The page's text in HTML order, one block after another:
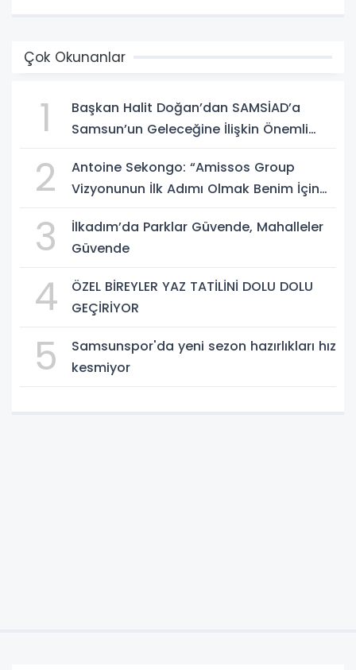
Çok Okunanlar
1
Başkan Halit Doğan’dan SAMSİAD’a
Samsun’un Geleceğine İlişkin Önemli
2
Antoine Sekongo: “Amissos Group
Vizyonunun İlk Adımı Olmak Benim İçin
3
İlkadım’da Parklar Güvende, Mahalleler
Güvende
4
ÖZEL BİREYLER YAZ TATİLİNİ DOLU DOLU
GEÇİRİYOR
5
Samsunspor'da yeni sezon hazırlıkları hız
kesmiyor